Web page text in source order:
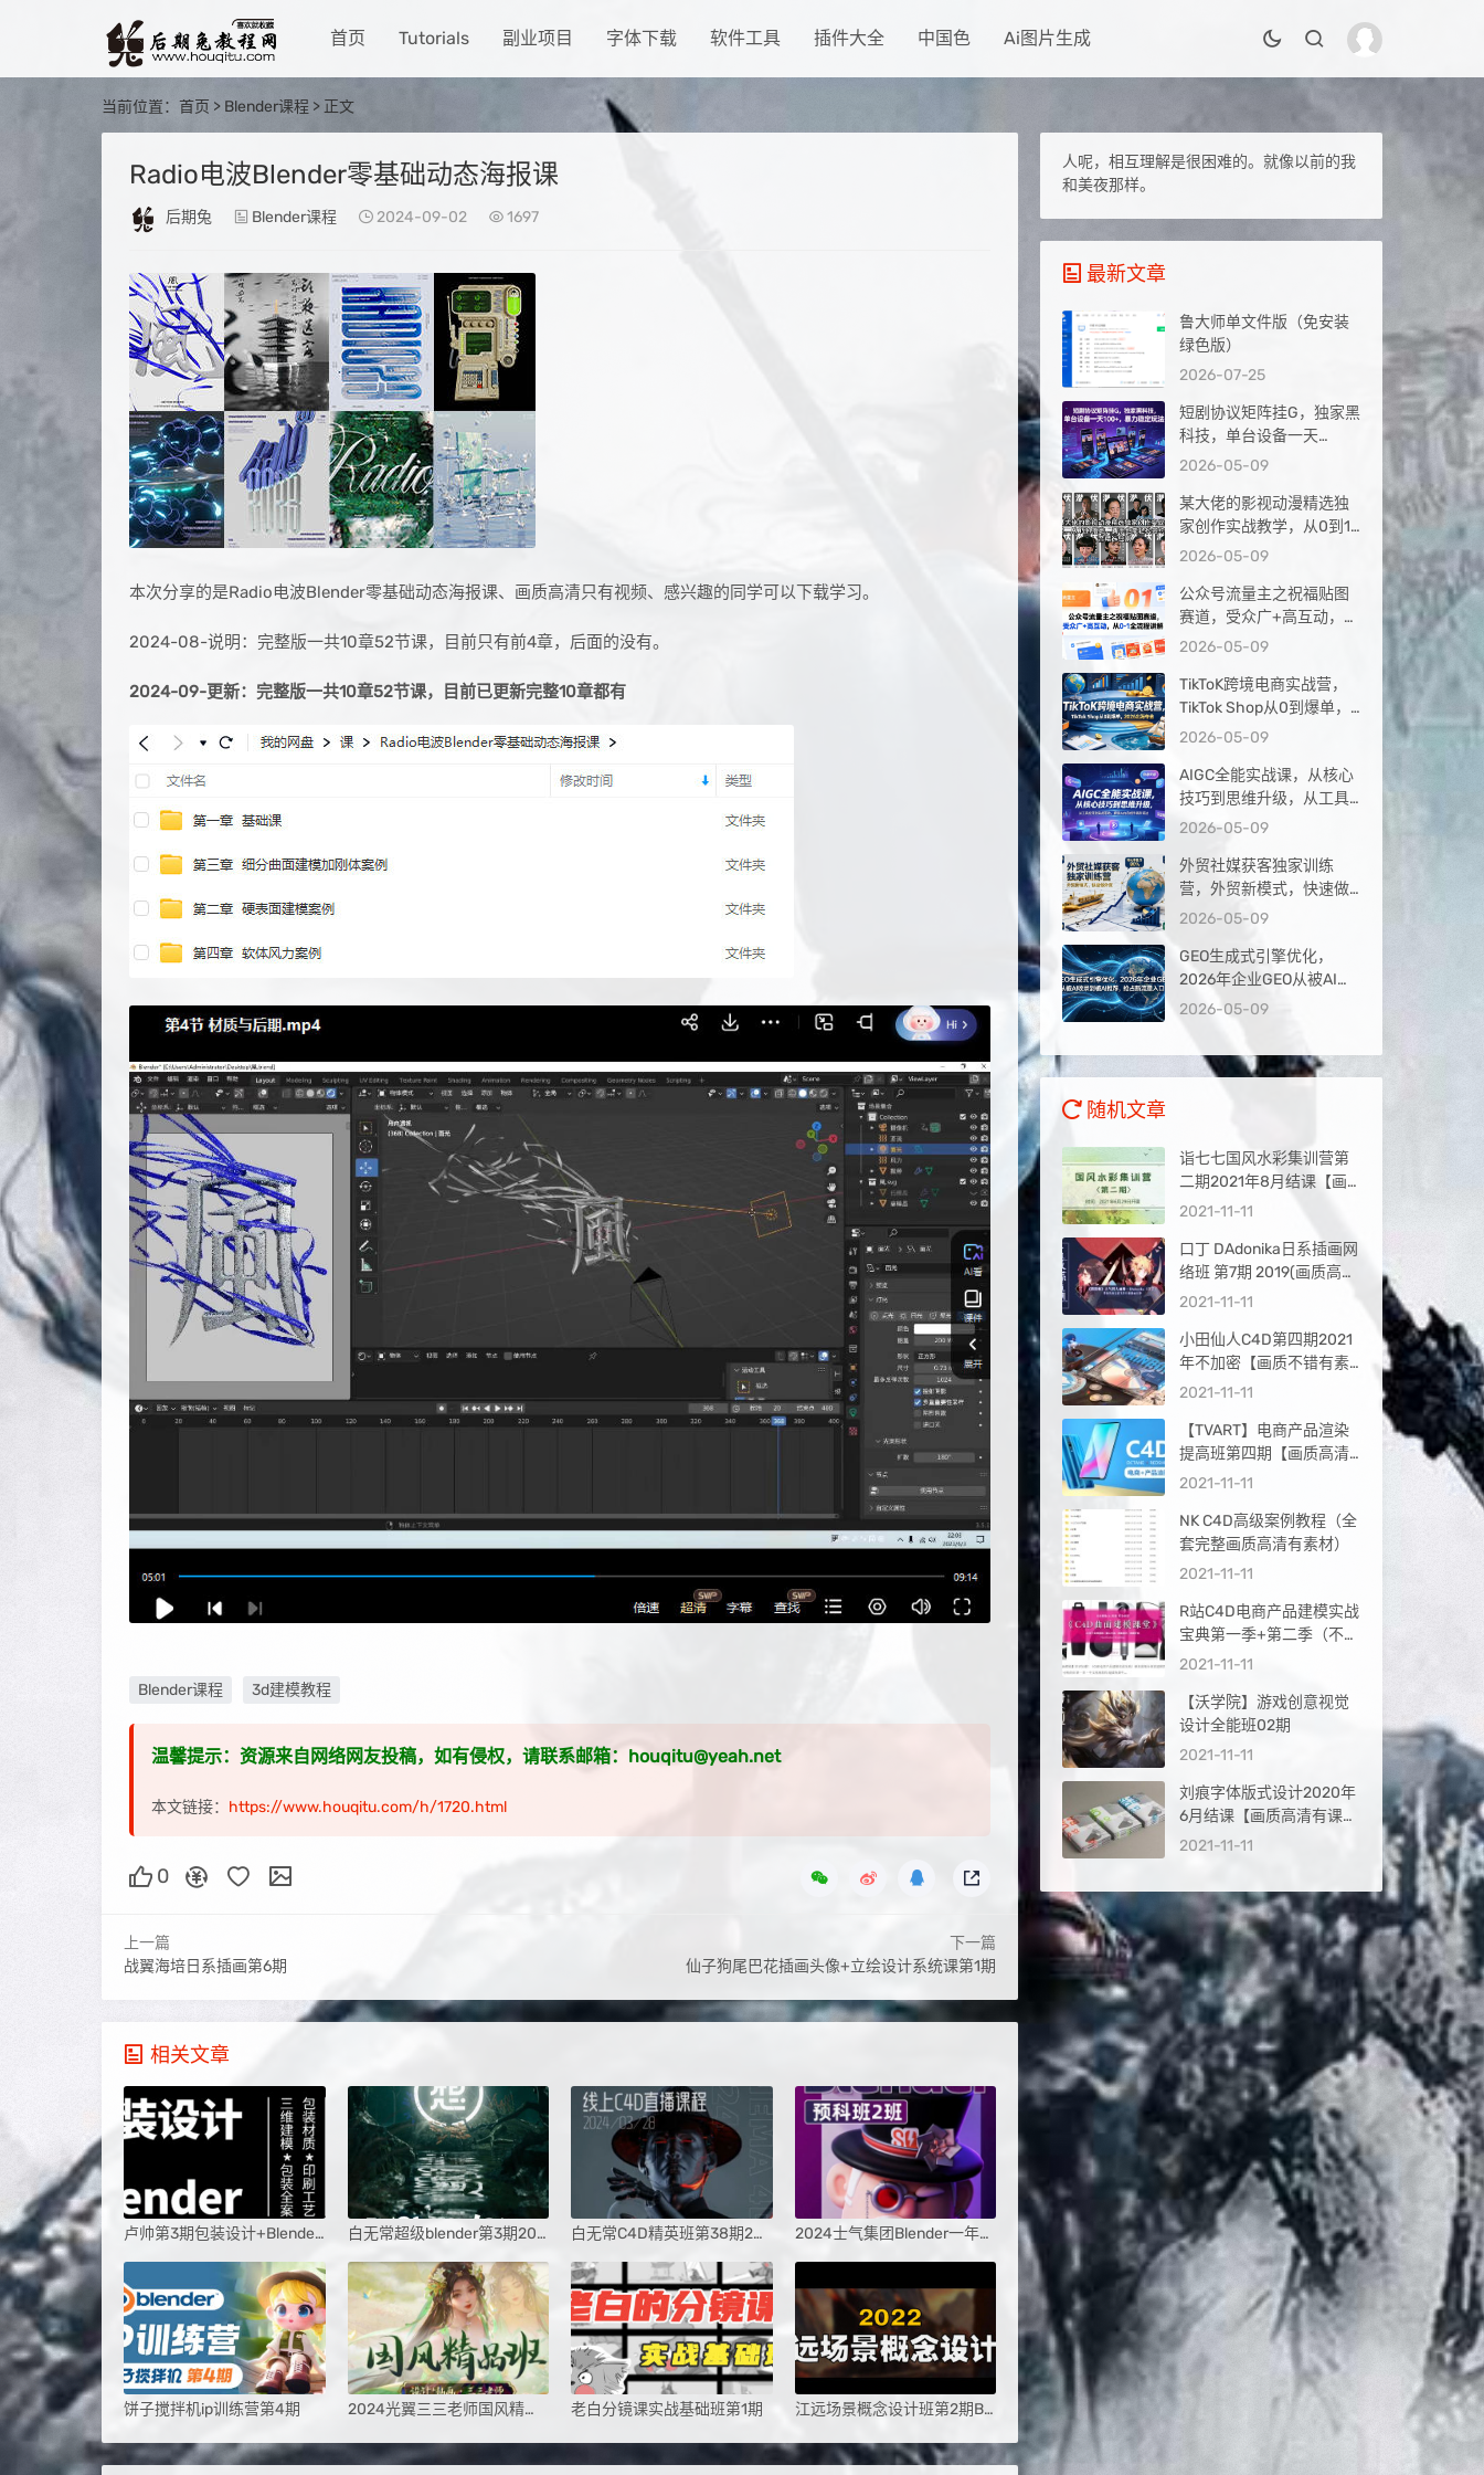
首页 Tutorials 副业项目 字体下载 软件工具 插件大全 中国色 Ai图片生成
当前位置： 首页 > Blender课程 > 正文
Radio电波Blender零基础动态海报课
后期兔 Blender课程 2024-09-02 1697
本次分享的是Radio电波Blender零基础动态海报课、画质高清只有视频、感兴趣的同学可以下载学习。
2024-08-说明：完整版一共10章52节课，目前只有前4章，后面的没有。
2024-09-更新：完整版一共10章52节课，目前已更新完整10章都有
Blender课程 3d建模教程
温馨提示：资源来自网络网友投稿，如有侵权，请联系邮箱：houqitu@yeah.net
本文链接： https://www.houqitu.com/h/1720.html
0
上一篇
战翼海培日系插画第6期
下一篇
仙子狗尾巴花插画头像+立绘设计系统课第1期
相关文章
卢帅第3期包装设计+Blender全能班 白无常超级blender第3期2024 白无常C4D精英班第38期2024 2024士气集团Blender一年级二期预科班
饼子搅拌机ip训练营第4期 2024光翼三三老师国风精品班 老白分镜课实战基础班第1期 江远场景概念设计班第2期Blender课
人呢，相互理解是很困难的。就像以前的我
和美夜那样。
最新文章
鲁大师单文件版（免安装
绿色版）
2026-07-25
短剧协议矩阵挂G，独家黑
科技，单台设备一天
100+，暴力稳定玩法【揭
2026-05-09
某大佬的影视动漫精选独
家创作实战教学，从0到1
落地，新手也能轻松签约
2026-05-09
公众号流量主之祝福贴图
赛道，受众广+高互动，从
0-1全流程讲解
2026-05-09
TikToK跨境电商实战营，
TikTok Shop从0到爆单，
2026出海夺金
2026-05-09
AIGC全能实战课，从核心
技巧到思维升级，从工具
应用到实战落地，解锁AI
2026-05-09
外贸社媒获客独家训练
营，外贸新模式，快速做
外贸（更新26年4月）
2026-05-09
GEO生成式引擎优化，
2026年企业GEO从被AI收
录到被AI推荐，抢占新流
2026-05-09
随机文章
诣七七国风水彩集训营第
二期2021年8月结课【画
质不错】
2021-11-11
口丁 DAdonika日系插画网
络班 第7期 2019(画质高
清)
2021-11-11
小田仙人C4D第四期2021
年不加密【画质不错有素
材】
2021-11-11
【TVART】电商产品渲染
提高班第四期【画质高清
有素材】
2021-11-11
NK C4D高级案例教程（全
套完整画质高清有素材）
2021-11-11
R站C4D电商产品建模实战
宝典第一季+第二季（不加
密画质高清）
2021-11-11
【沃学院】游戏创意视觉
设计全能班02期
2021-11-11
刘痕字体版式设计2020年
6月结课【画质高清有课
件】
2021-11-11